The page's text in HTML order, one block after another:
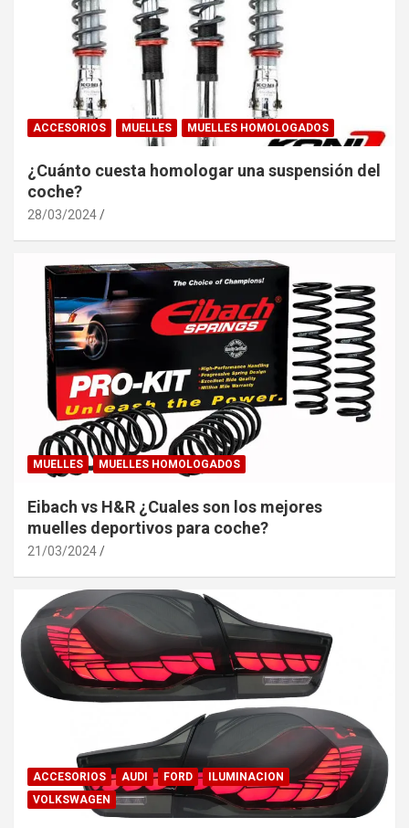
ACCESORIOS MUELLES MUELLES HOMOLOGADOS
¿Cuánto cuesta homologar una suspensión del
coche?
28/03/2024
MUELLES MUELLES HOMOLOGADOS
Eibach vs H&R ¿Cuales son los mejores
muelles deportivos para coche?
21/03/2024
ACCESORIOS AUDI FORD
ILUMINACION
VOLKSWAGEN